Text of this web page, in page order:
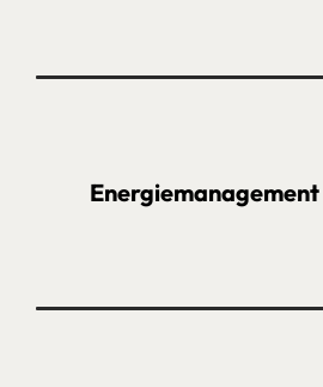
Energie­management